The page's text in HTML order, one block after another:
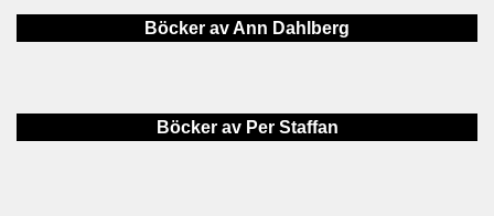
Böcker av Ann Dahlberg
Böcker av Per Staffan